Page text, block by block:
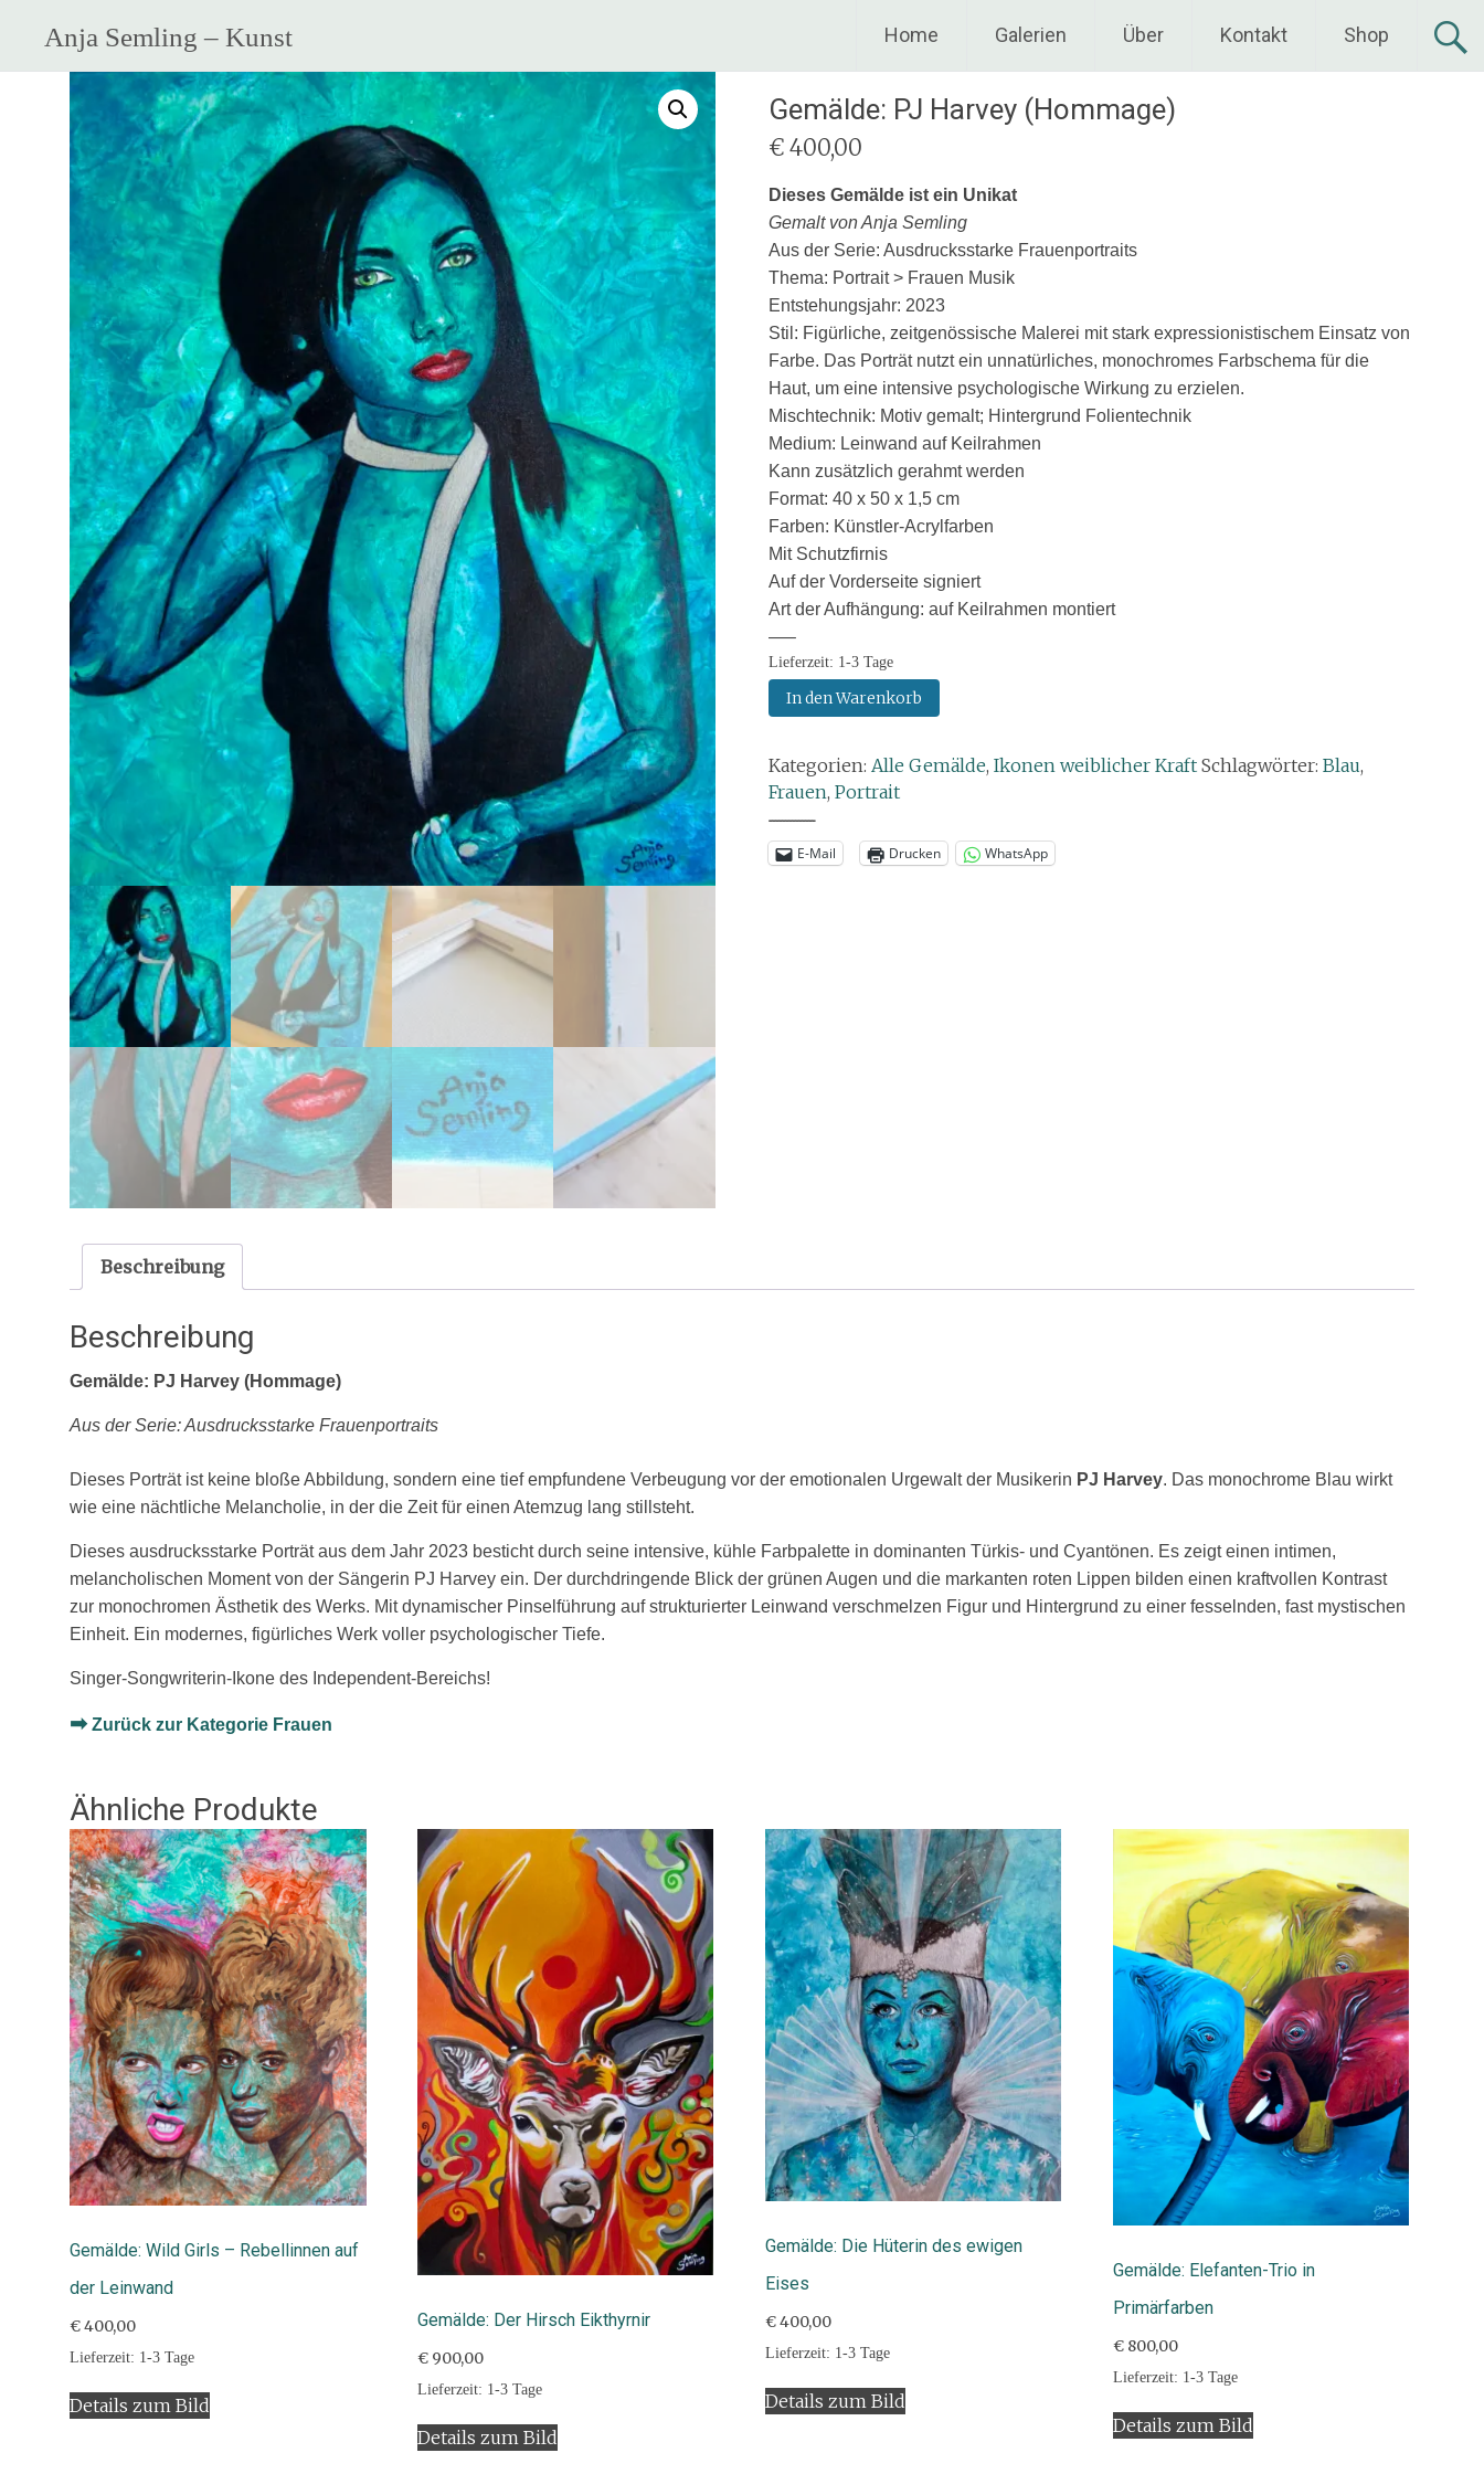
springen
Anja Semling – Kunst Home Galerien Über Kontakt Shop
Gemälde: PJ Harvey (Hommage)
€ 400,00
Dieses Gemälde ist ein Unikat
Gemalt von Anja Semling
Aus der Serie: Ausdrucksstarke Frauenportraits
Thema: Portrait > Frauen Musik
Entstehungsjahr: 2023
Stil: Figürliche, zeitgenössische Malerei mit stark expressionistischem Einsatz von
Farbe. Das Porträt nutzt ein unnatürliches, monochromes Farbschema für die
Haut, um eine intensive psychologische Wirkung zu erzielen.
Mischtechnik: Motiv gemalt; Hintergrund Folientechnik
Medium: Leinwand auf Keilrahmen
Kann zusätzlich gerahmt werden
Format: 40 x 50 x 1,5 cm
Farben: Künstler-Acrylfarben
Mit Schutzfirnis
Auf der Vorderseite signiert
Art der Aufhängung: auf Keilrahmen montiert
—–
Lieferzeit: 1-3 Tage
Gemälde:
PJ
(Hommage)
Menge
In den Warenkorb
Kategorien:Alle Gemälde,Ikonen weiblicher Kraft Schlagwörter:Blau,
Frauen,Portrait
--------------
E-Mail Drucken WhatsApp
Beschreibung
Beschreibung
Gemälde: PJ Harvey (Hommage)
Aus der Serie: Ausdrucksstarke Frauenportraits
Dieses Porträt ist keine bloße Abbildung, sondern eine tief empfundene Verbeugung vor der emotionalen Urgewalt der Musikerin PJ Harvey. Das monochrome Blau wirkt
wie eine nächtliche Melancholie, in der die Zeit für einen Atemzug lang stillsteht.
Dieses ausdrucksstarke Porträt aus dem Jahr 2023 besticht durch seine intensive, kühle Farbpalette in dominanten Türkis- und Cyantönen. Es zeigt einen intimen,
melancholischen Moment von der Sängerin PJ Harvey ein. Der durchdringende Blick der grünen Augen und die markanten roten Lippen bilden einen kraftvollen Kontrast
zur monochromen Ästhetik des Werks. Mit dynamischer Pinselführung auf strukturierter Leinwand verschmelzen Figur und Hintergrund zu einer fesselnden, fast mystischen
Einheit. Ein modernes, figürliches Werk voller psychologischer Tiefe.
Singer-Songwriterin-Ikone des Independent-Bereichs!
➡ Zurück zur Kategorie Frauen
Ähnliche Produkte
Gemälde: Wild Girls – Rebellinnen auf
der Leinwand
€400,00
Lieferzeit: 1-3 Tage
Details zum Bild
Gemälde: Der Hirsch Eikthyrnir
€900,00
Lieferzeit: 1-3 Tage
Details zum Bild
Gemälde: Die Hüterin des ewigen
Eises
€400,00
Lieferzeit: 1-3 Tage
Details zum Bild
Gemälde: Elefanten-Trio in
Primärfarben
€800,00
Lieferzeit: 1-3 Tage
Details zum Bild